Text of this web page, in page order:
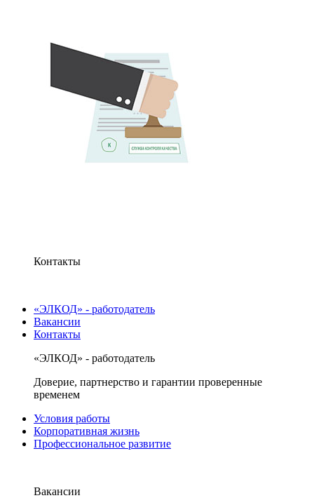
Контакты
«ЭЛКОД» - работодатель
Вакансии
Контакты
«ЭЛКОД» - работодатель
Доверие, партнерство и гарантии проверенные
временем
Условия работы
Корпоративная жизнь
Профессиональное развитие
Вакансии